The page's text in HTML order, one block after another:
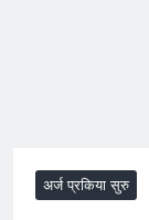
अर्ज प्रकिया सुरु